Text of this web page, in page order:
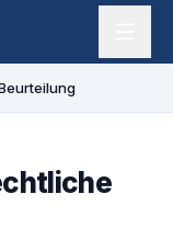
SV-Befreiung